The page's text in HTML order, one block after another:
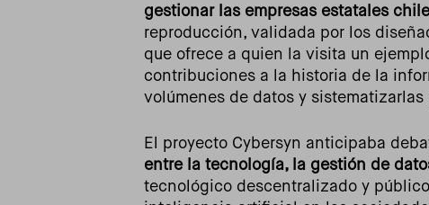
gestionar las empresas estatales
reproducción, validada por los
que ofrece a quien la visita un
contribuciones a la historia de la
volúmenes de datos y
El proyecto Cybersyn anticipaba
entre la tecnología, la gestión de
tecnológico descentralizado y